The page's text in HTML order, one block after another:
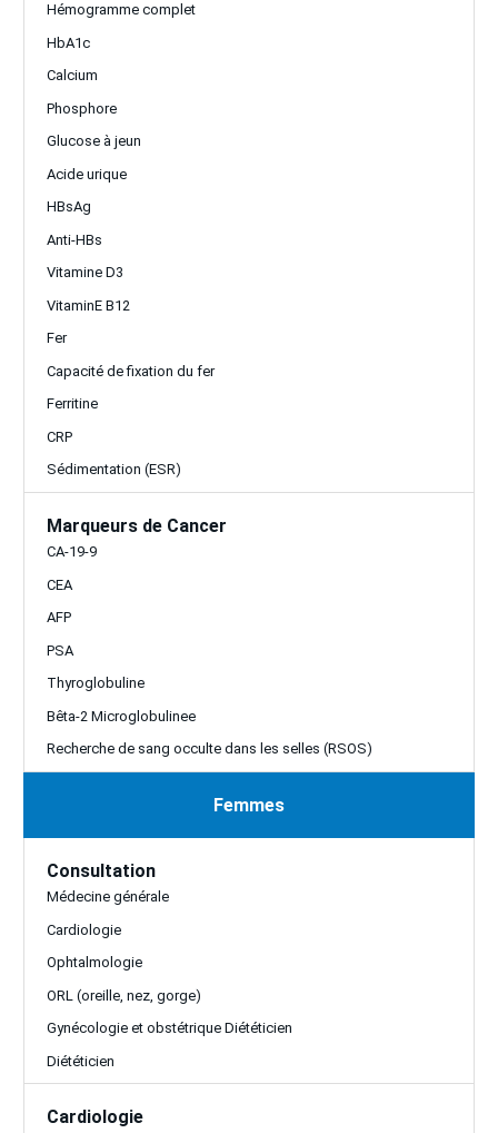
Hémogramme complet
HbA1c
Calcium
Phosphore
Glucose à jeun
Acide urique
HBsAg
Anti-HBs
Vitamine D3
VitaminE B12
Fer
Capacité de fixation du fer
Ferritine
CRP
Sédimentation (ESR)
Marqueurs de Cancer
CA-19-9
CEA
AFP
PSA
Thyroglobuline
Bêta-2 Microglobulinee
Recherche de sang occulte dans les selles (RSOS)
Femmes
Consultation
Médecine générale
Cardiologie
Ophtalmologie
ORL (oreille, nez, gorge)
Gynécologie et obstétrique Diététicien
Diététicien
Cardiologie